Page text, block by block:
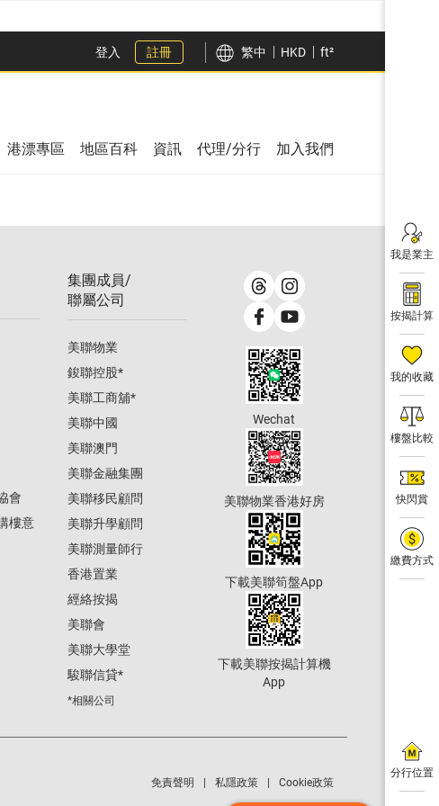
登入 註冊 繁中 HKD ft²
我是業主
按揭計算
我的收藏
樓盤比較
快閃賞
繳費方式
分行位置
港漂專區 地區百科 資訊 代理/分行 加入我們
會
樓意
集團成員/
聯屬公司
美聯物業
鋑聯控股*
美聯工商舖*
美聯中國
美聯澳門
美聯金融集團
美聯移民顧問
美聯升學顧問
美聯測量師行
香港置業
經絡按揭
美聯會
美聯大學堂
駿聯信貸*
*相關公司
Wechat
美聯物業香港好房
下載美聯筍盤App
下載美聯按揭計算機
App
免責聲明 私隱政策 Cookie政策